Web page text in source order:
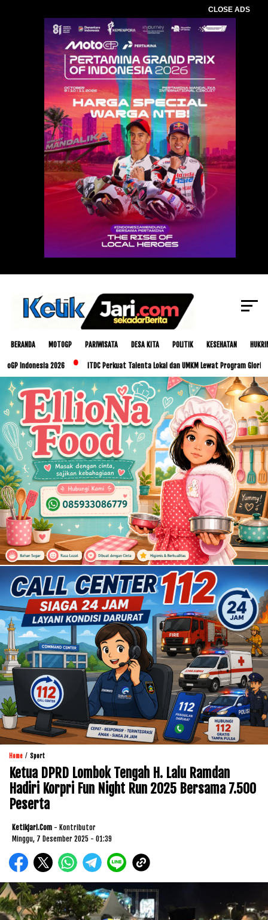
CLOSE ADS
BERANDA MOTOGP PARIWISATA DESA KITA POLITIK KESEHATAN
2026 ITDC Perkuat Talenta Lokal dan UMKM Lewat Program Glorious Golo
Home / Sport
Ketua DPRD Lombok Tengah H. Lalu Ramdan
Hadiri Korpri Fun Night Run 2025 Bersama 7.500
Peserta
Ketikjari.com - Kontributor
Minggu, 7 Desember 2025 - 01:39